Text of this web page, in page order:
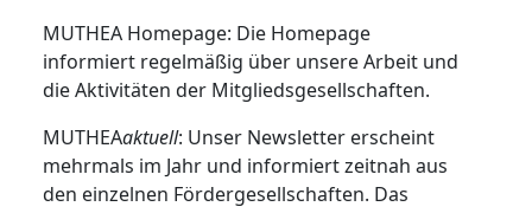
MUTHEA Homepage: Die Homepage
informiert regelmäßig über unsere Arbeit und
die Aktivitäten der Mitgliedsgesellschaften.
MUTHEAaktuell: Unser Newsletter erscheint
mehrmals im Jahr und informiert zeitnah aus
den einzelnen Fördergesellschaften. Das